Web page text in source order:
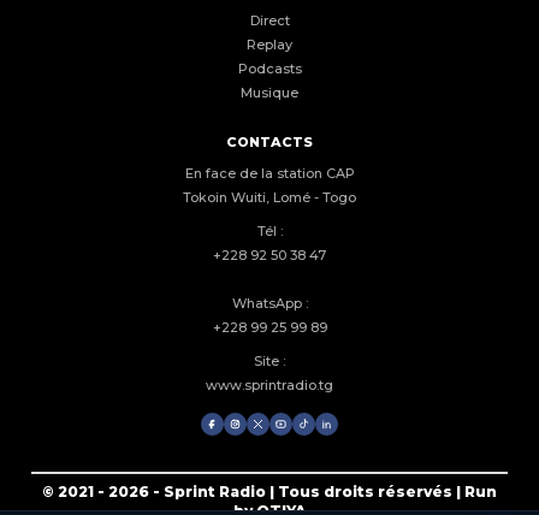
Direct
Replay
Podcasts
Musique
CONTACTS
En face de la station CAP
Tokoin Wuiti, Lomé - Togo
Tél :
+228 92 50 38 47
WhatsApp :
+228 99 25 99 89
Site :
www.sprintradio.tg
© 2021 - 2026 - Sprint Radio | Tous droits réservés | Run
by OTIYA